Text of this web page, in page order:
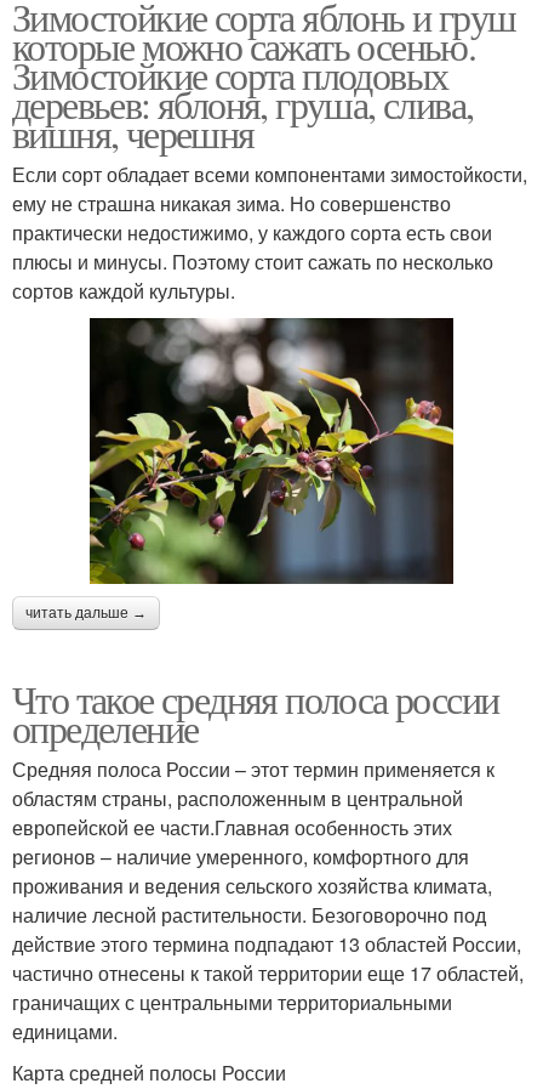
Зимостойкие сорта яблонь и груш
которые можно сажать осенью.
Зимостойкие сорта плодовых
деревьев: яблоня, груша, слива,
вишня, черешня
Если сорт обладает всеми компонентами зимостойкости,
ему не страшна никакая зима. Но совершенство
практически недостижимо, у каждого сорта есть свои
плюсы и минусы. Поэтому стоит сажать по несколько
сортов каждой культуры.
читать дальше →
Что такое средняя полоса россии
определение
Средняя полоса России – этот термин применяется к
областям страны, расположенным в центральной
европейской ее части.Главная особенность этих
регионов – наличие умеренного, комфортного для
проживания и ведения сельского хозяйства климата,
наличие лесной растительности. Безоговорочно под
действие этого термина подпадают 13 областей России,
частично отнесены к такой территории еще 17 областей,
граничащих с центральными территориальными
единицами.
Карта средней полосы России